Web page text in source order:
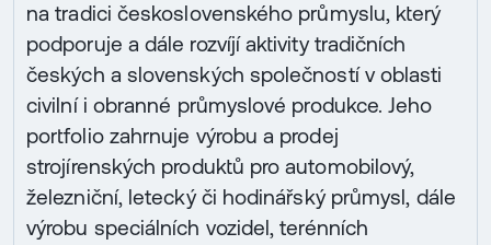
na tradici československého průmyslu, který
podporuje a dále rozvíjí aktivity tradičních
českých a slovenských společností v oblasti
civilní i obranné průmyslové produkce. Jeho
portfolio zahrnuje výrobu a prodej
strojírenských produktů pro automobilový,
železniční, letecký či hodinářský průmysl, dále
výrobu speciálních vozidel, terénních